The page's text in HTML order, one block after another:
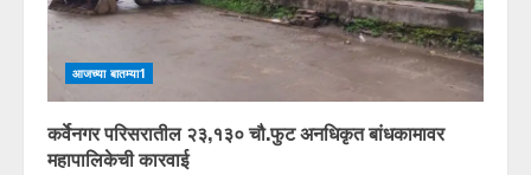
आजच्या बातम्या1
कर्वेनगर परिसरातील २३,१३० चौ.फुट अनधिकृत बांधकामावर
महापालिकेची कारवाई